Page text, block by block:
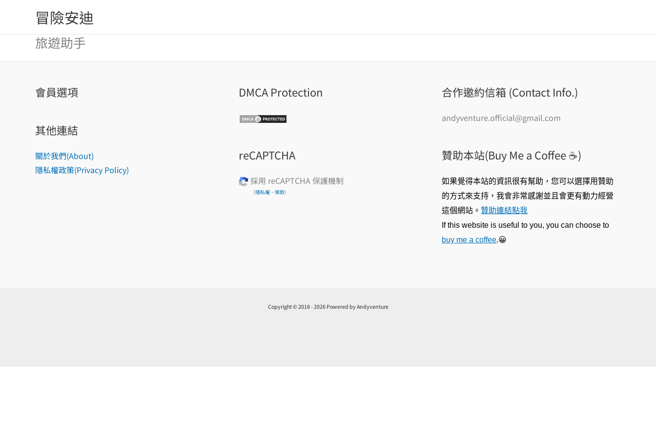
主
內
冒險安迪
旅遊助手
會員選項
其他連結
關於我們(About)
隱私權政策(Privacy Policy)
DMCA Protection
reCAPTCHA
採用 reCAPTCHA 保護機制
（隱私權、 條款）
合作邀約信箱 (Contact Info.)
andyventure.official@gmail.com
贊助本站(Buy Me a Coffee ☕️)
如果覺得本站的資訊很有幫助，您可以選擇用贊助
的方式來支持，我會非常感謝並且會更有動力經營
這個網站。贊助連結點我
If this website is useful to you, you can choose to
buy me a coffee.😀
Copyright © 2018 - 2026 Powered by Andyventure